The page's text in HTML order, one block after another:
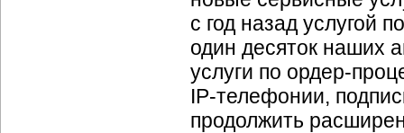
с год назад услугой
один десяток наших
услуги по ордер-
IP-телефонии,
продолжить